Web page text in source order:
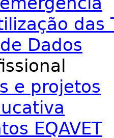
das
Dados
e projetos
EQAVET